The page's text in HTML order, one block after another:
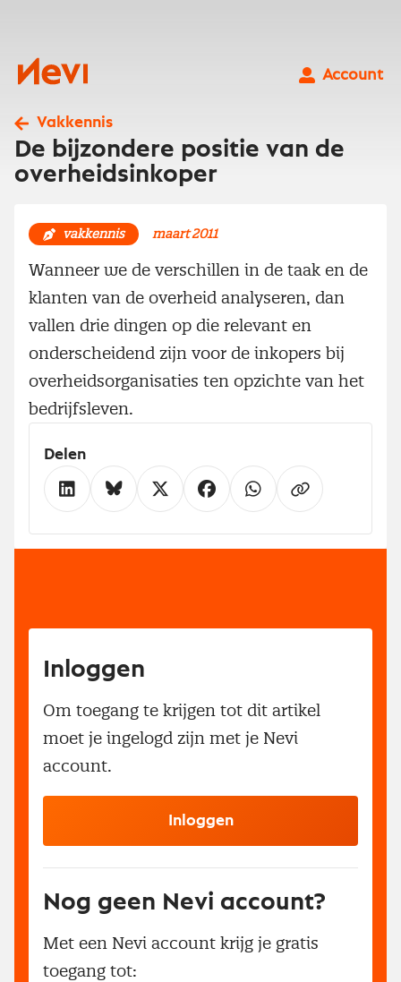
Nevi
Account
Vakkennis
De bijzondere positie van de
overheidsinkoper
vakkennis maart 2011
Wanneer we de verschillen in de taak en de
klanten van de overheid analyseren, dan
vallen drie dingen op die relevant en
onderscheidend zijn voor de inkopers bij
overheidsorganisaties ten opzichte van het
bedrijfsleven.
Delen
Inloggen
Om toegang te krijgen tot dit artikel
moet je ingelogd zijn met je Nevi
account.
Inloggen
Nog geen Nevi account?
Met een Nevi account krijg je gratis
toegang tot: